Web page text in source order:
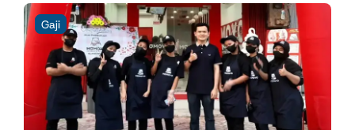
Gaji